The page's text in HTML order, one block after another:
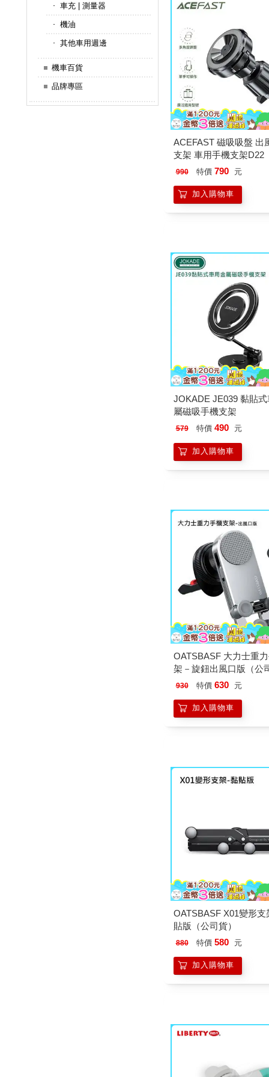
車充 | 測量器
機油
其他車用週邊
機車百貨
品牌專區
ACEFAST 磁吸吸盤 出
支架 車用手機支架D22
990 特價 790 元
加入購物車
JOKADE JE039 黏貼
屬磁吸手機支架
579 特價 490 元
加入購物車
OATSBASF 大力士重
架－旋鈕出風口版（公
930 特價 630 元
加入購物車
OATSBASF X01變形支
貼版（公司貨）
880 特價 580 元
加入購物車